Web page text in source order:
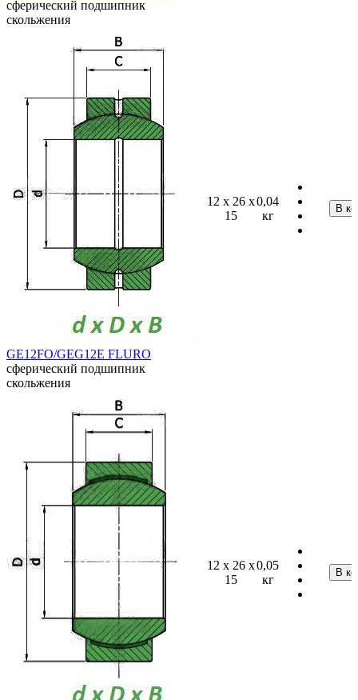
сферический подшипник
скольжения
GE12FO/GEG12E FLURO
сферический подшипник
скольжения
12 x 26 x
15
0,04
кг
12 x 26 x
15
0,05
кг